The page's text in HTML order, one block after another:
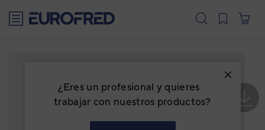
¿Eres un profesional y quieres
trabajar con nuestros productos?